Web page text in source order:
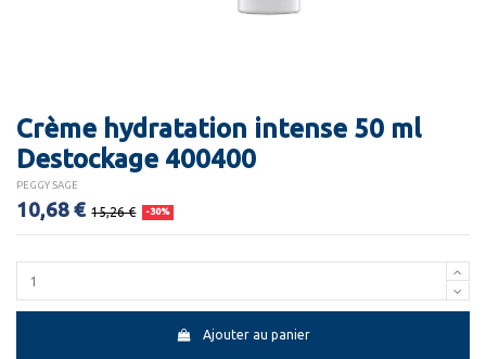
Crème hydratation intense 50 ml
Destockage 400400
PEGGY SAGE
10,68 € 15,26 € -30%
Ajouter au panier